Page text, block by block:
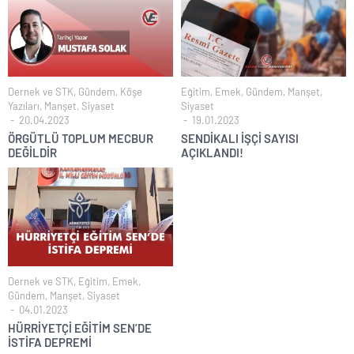
Dernek ve STK, Gündem, Köşe
Yazıları, Manşet, Siyaset
20.04.2023
ÖRGÜTLÜ TOPLUM MECBUR
DEĞİLDİR
Eğitim, Emek, Gündem, Manşet,
Siyaset
19.01.2023
SENDİKALI İŞÇİ SAYISI
AÇIKLANDI!
Dernek ve STK, Eğitim, Emek,
Gündem, Manşet, Siyaset
04.01.2023
HÜRRİYETÇİ EĞİTİM SEN’DE
İSTİFA DEPREMİ